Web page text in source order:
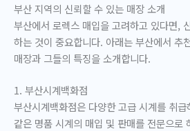
부산 지역의 신뢰할 수 있는 매장 소개
부산에서 로렉스 매입을 고려하고 있다면,
하는 것이 중요합니다. 아래는 부산에서 추
매장과 그들의 특징을 소개합니다.
1. 부산시계백화점
부산시계백화점은 다양한 고급 시계를 취
같은 명품 시계의 매입 및 판매를 전문으로